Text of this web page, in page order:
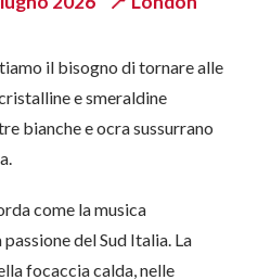
il bisogno di tornare alle
e smeraldine
bianche e ocra sussurrano
come la musica
del Sud Italia. La
focaccia calda, nelle